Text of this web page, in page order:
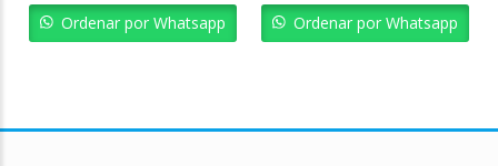
Ordenar por Whatsapp
Bs. 1.283,74.Bs.
Ordenar por Whatsapp